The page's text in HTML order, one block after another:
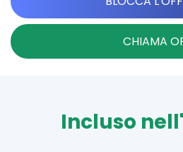
CHIAMA
Incluso